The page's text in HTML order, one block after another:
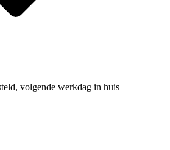
volgende werkdag in huis